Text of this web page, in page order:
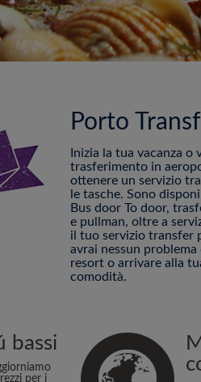
Porto
Inizia la tua vacanza
trasferimento in
ottenere un servizio
le tasche. Sono
Bus door To door,
e pullman, oltre a
il tuo servizio transfer
avrai nessun
resort o arrivare alla
comodità.
bassi
per i